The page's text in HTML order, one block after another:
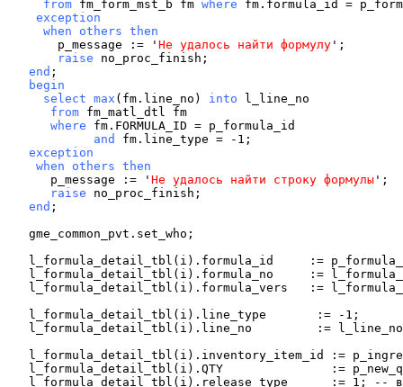
     from
fm_form_mst_b fm where
    exception
  when others then
       p_message := '
Не удалось найти формулу
       raise
   end
   begin
select max (fm.line_no) into
      from
fm_matl_dtl fm
      where
            and
   exception
when others then
      p_message := '
Не удалось найти строку формулы
      raise
   end
;
   gme_common_pvt.set_who;
l_formula_detail_tbl(i).formula_id     :=
l_formula_detail_tbl(i).formula_no     :=
l_formula_detail_tbl(i).formula_vers   :=
   l_formula_detail_tbl(i).line_type       := -1;
l_formula_detail_tbl(i).line_no         :=
l_formula_detail_tbl(i).inventory_item_id :=
l_formula_detail_tbl(i).QTY               :=